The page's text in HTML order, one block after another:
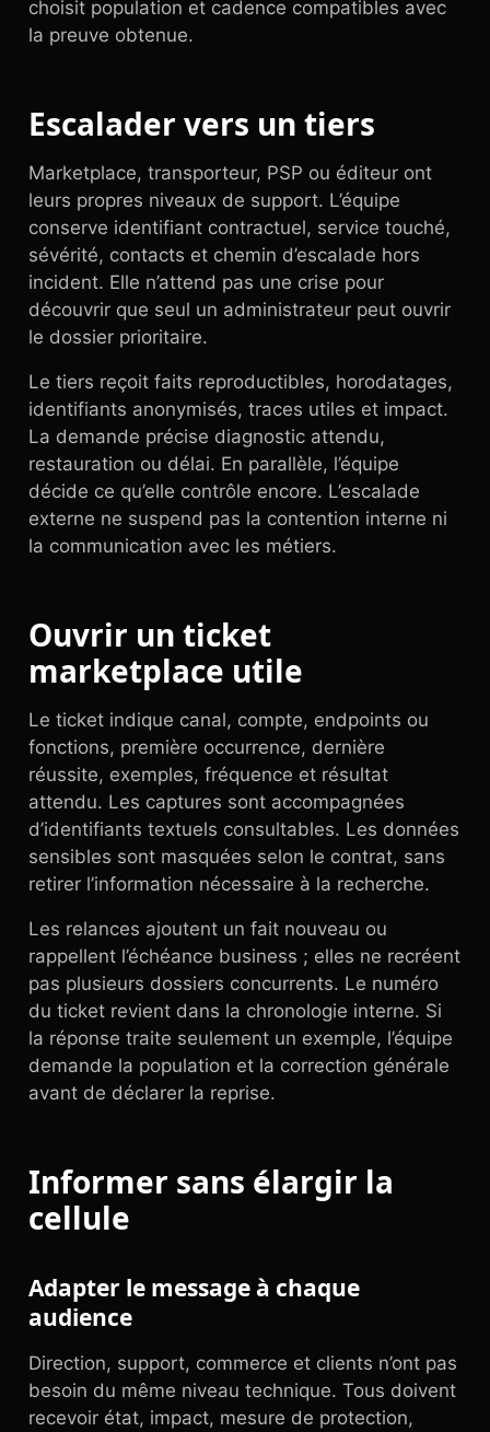
choisit population et cadence compatibles avec
la preuve obtenue.
Escalader vers un tiers
Marketplace, transporteur, PSP ou éditeur ont
leurs propres niveaux de support. L’équipe
conserve identifiant contractuel, service touché,
sévérité, contacts et chemin d’escalade hors
incident. Elle n’attend pas une crise pour
découvrir que seul un administrateur peut ouvrir
le dossier prioritaire.
Le tiers reçoit faits reproductibles, horodatages,
identifiants anonymisés, traces utiles et impact.
La demande précise diagnostic attendu,
restauration ou délai. En parallèle, l’équipe
décide ce qu’elle contrôle encore. L’escalade
externe ne suspend pas la contention interne ni
la communication avec les métiers.
Ouvrir un ticket
marketplace utile
Le ticket indique canal, compte, endpoints ou
fonctions, première occurrence, dernière
réussite, exemples, fréquence et résultat
attendu. Les captures sont accompagnées
d’identifiants textuels consultables. Les données
sensibles sont masquées selon le contrat, sans
retirer l’information nécessaire à la recherche.
Les relances ajoutent un fait nouveau ou
rappellent l’échéance business ; elles ne recréent
pas plusieurs dossiers concurrents. Le numéro
du ticket revient dans la chronologie interne. Si
la réponse traite seulement un exemple, l’équipe
demande la population et la correction générale
avant de déclarer la reprise.
Informer sans élargir la
cellule
Adapter le message à chaque
audience
Direction, support, commerce et clients n’ont pas
besoin du même niveau technique. Tous doivent
recevoir état, impact, mesure de protection,